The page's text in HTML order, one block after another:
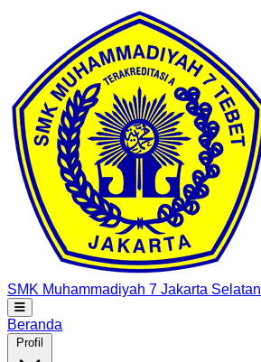
SMK Muhammadiyah 7 Jakarta Selatan
Beranda